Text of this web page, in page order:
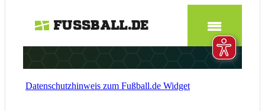
Datenschutzhinweis zum Fußball.de Widget